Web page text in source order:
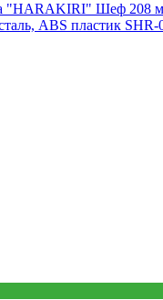
"HARAKIRI" Шеф 208
ABS пластик